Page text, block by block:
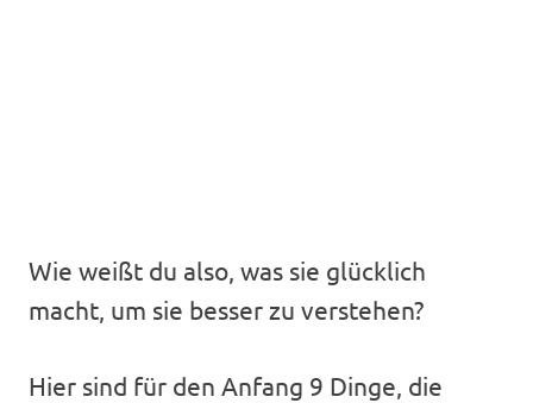
Wie weißt du also, was sie glücklich
macht, um sie besser zu verstehen?
Hier sind für den Anfang 9 Dinge, die